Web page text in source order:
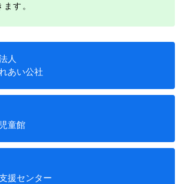
ます。
人
あい公社
童館
援センター